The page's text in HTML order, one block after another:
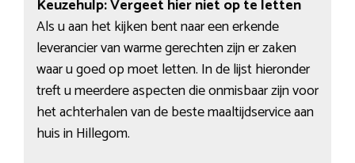
Keuzehulp: Vergeet hier niet op te letten
Als u aan het kijken bent naar een erkende
leverancier van warme gerechten zijn er zaken
waar u goed op moet letten. In de lijst hieronder
treft u meerdere aspecten die onmisbaar zijn voor
het achterhalen van de beste maaltijdservice aan
huis in Hillegom.